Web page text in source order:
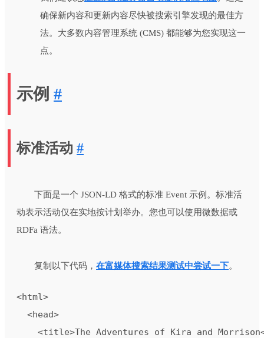
确保新内容和更新内容尽快被搜索引擎发现的最佳方
法。大多数内容管理系统 (CMS) 都能够为您实现这一
点。
示例 #
标准活动 #
下面是一个 JSON-LD 格式的标准 Event 示例。标准活
动表示活动仅在实地按计划举办。您也可以使用微数据或
RDFa 语法。
复制以下代码， 在富媒体搜索结果测试中尝试一下。
<html>
<head>
<title>The Adventures of Kira and